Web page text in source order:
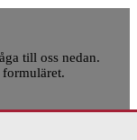
till oss nedan.